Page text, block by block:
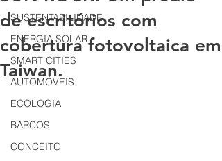
SUSTENTABILIDADE
ENERGIA SOLAR
SMART CITIES
AUTOMÓVEIS
ECOLOGIA
BARCOS
CONCEITO
de escritórios com
cobertura fotovoltaica em
Taiwan.